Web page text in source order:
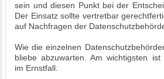
sein und diesen Punkt bei der
Der Einsatz sollte vertretbar
auf Nachfragen der
Wie die einzelnen
bliebe abzuwarten. Am wichtigsten ist
im Ernstfall.